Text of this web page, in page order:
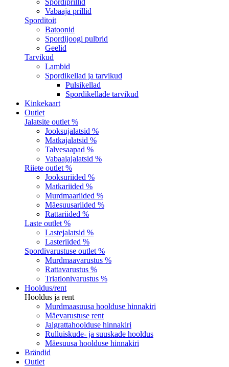
Spordiprillid
Vabaaja prillid
Sporditoit
Batoonid
Spordijoogi pulbrid
Geelid
Tarvikud
Lambid
Spordikellad ja tarvikud
Pulsikellad
Spordikellade tarvikud
Kinkekaart
Outlet
Jalatsite outlet %
Jooksujalatsid %
Matkajalatsid %
Talvesaapad %
Vabaajajalatsid %
Riiete outlet %
Jooksuriided %
Matkariided %
Murdmaariided %
Mäesuusariided %
Rattariided %
Laste outlet %
Lastejalatsid %
Lasteriided %
Spordivarustuse outlet %
Murdmaavarustus %
Rattavarustus %
Triatlonivarustus %
Hooldus/rent
Hooldus ja rent
Murdmaasuusa hoolduse hinnakiri
Mäevarustuse rent
Jalgrattahoolduse hinnakiri
Rulluiskude- ja suuskade hooldus
Mäesuusa hoolduse hinnakiri
Brändid
Outlet